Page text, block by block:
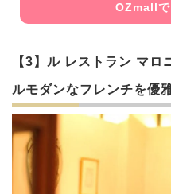
OZmallで
【3】ル レストラン マロ
ルモダンなフレンチを優